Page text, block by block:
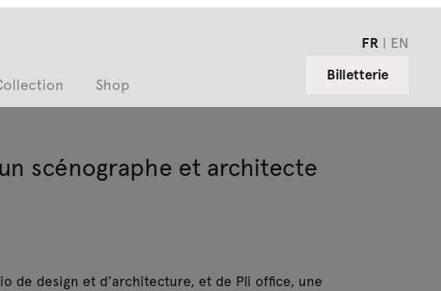
Shop
FR
EN
Billetterie
scénographe et architecte
de design et d’architecture, et de Pli office, une